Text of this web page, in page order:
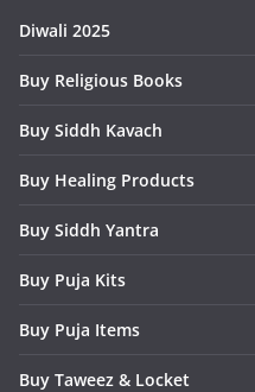
Diwali 2025
Buy Religious Books
Buy Siddh Kavach
Buy Healing Products
Buy Siddh Yantra
Buy Puja Kits
Buy Puja Items
Buy Taweez & Locket